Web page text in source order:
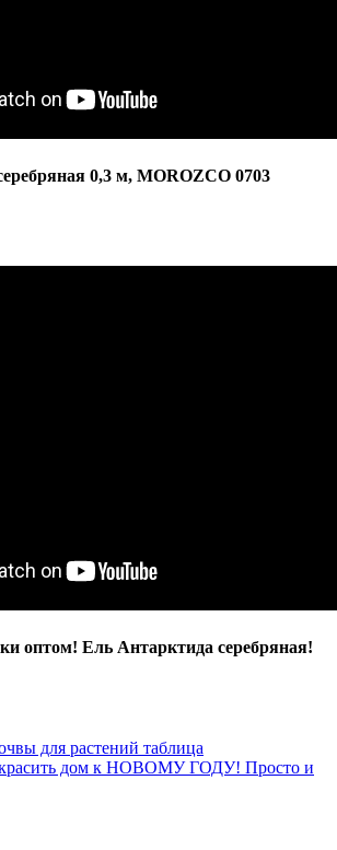
0,3 м, MOROZCO 0703
оптом! Ель Антарктида серебряная!
для растений таблица
дом к НОВОМУ ГОДУ! Просто и